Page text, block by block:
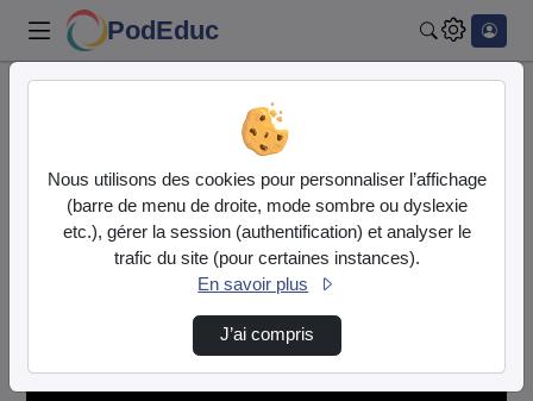
PodEduc
Web Tv en Shorts Rentrée AS Quintefeuille
Lire
Nous utilisons des cookies pour personnaliser l’affichage
(barre de menu de droite, mode sombre ou dyslexie
etc.), gérer la session (authentification) et analyser le
trafic du site (pour certaines instances).
En savoir plus
J’ai compris